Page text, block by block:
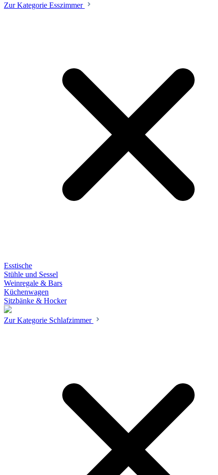
Zur Kategorie Esszimmer
Esstische
Stühle und Sessel
Weinregale & Bars
Küchenwagen
Sitzbänke & Hocker
Zur Kategorie Schlafzimmer